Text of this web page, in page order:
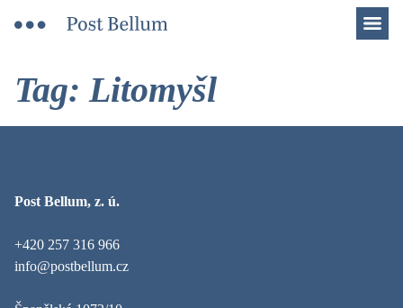
Tag: Litomyšl
Post Bellum, z. ú.
+420 257 316 966
info@postbellum.cz